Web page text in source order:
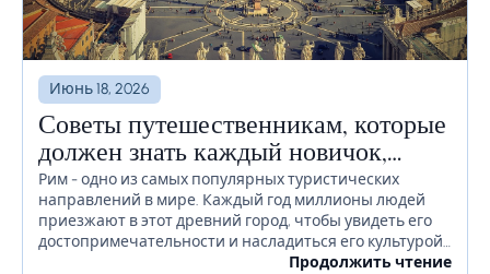
Июнь 18, 2026
Советы путешественникам, которые
должен знать каждый новичок,
прежде чем отправиться в Рим
Рим - одно из самых популярных туристических
направлений в мире. Каждый год миллионы людей
приезжают в этот древний город, чтобы увидеть его
достопримечательности и насладиться его культурой.
Если вы планируете посетить Рим в ближайшее
Продолжить чтение